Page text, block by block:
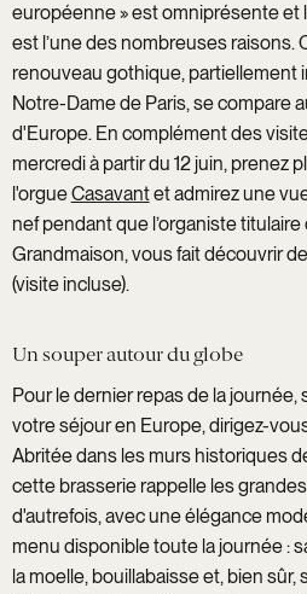
européenne » est omniprésente et
est l’une des nombreuses raisons.
renouveau gothique, partiellement
Notre-Dame de Paris, se compare
d'Europe. En complément des
mercredi à partir du 12 juin, prenez
l'orgueCasavantet admirez une
nef pendant que l’organiste titulaire
Grandmaison, vous fait découvrir
(visite incluse).
Un souper autour du globe
Pour le dernier repas de la
votre séjour en Europe, dirigez-
Abritée dans les murs historiques
cette brasserie rappelle les
d'autrefois, avec une élégance
menu disponible toute la journée :
la moelle, bouillabaisse et, bien sûr,